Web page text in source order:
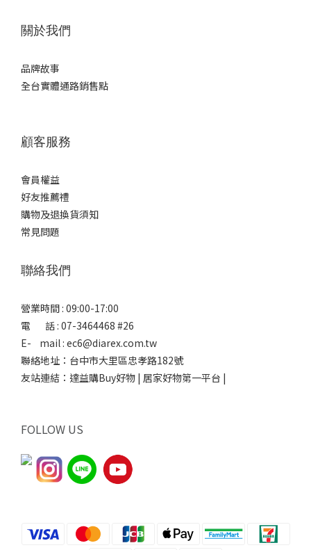
關於我們
品牌故事
全台實體通路銷售點
顧客服務
會員權益
好友推薦禮
購物及退換貨須知
常見問題
聯絡我們
營業時間 : 09:00-17:00
電 話 : 07-3464468 #26
E- mail : ec6@diarex.com.tw
聯絡地址：台中市大里區忠孝路182號
友站連結： 達益購Buy好物 | 居家好物第一平台 |
FOLLOW US